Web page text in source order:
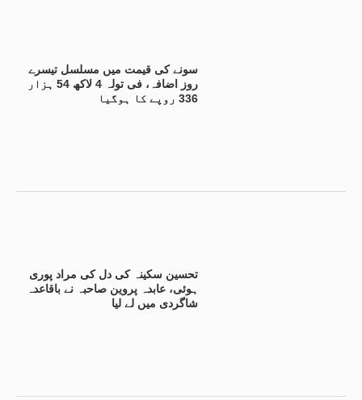
سونے کی قیمت میں مسلسل تیسرے
روز اضافہ، فی تولہ 4 لاکھ 54 ہزار
336 روپے کا ہوگیا
تحسین سکینہ کی دل کی مراد پوری
ہوئی، عابدہ پروین صاحبہ نے باقاعدہ
شاگردی میں لے لیا